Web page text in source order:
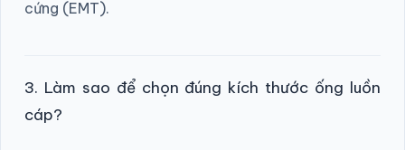
cứng (EMT).
3. Làm sao để chọn đúng kích thước ống luồn
cáp?